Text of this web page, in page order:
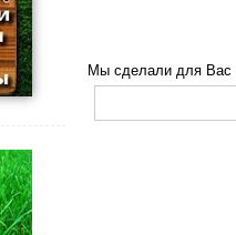
Мы сделали для Вас